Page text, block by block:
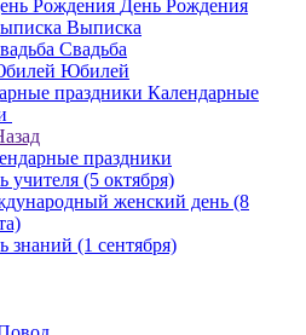
День Рождения
Выписка
Свадьба
Юбилей
Календарные
праздники
учителя (5 октября)
женский день (8
знаний (1 сентября)